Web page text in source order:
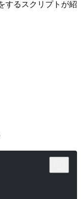
するスクリプトが紹